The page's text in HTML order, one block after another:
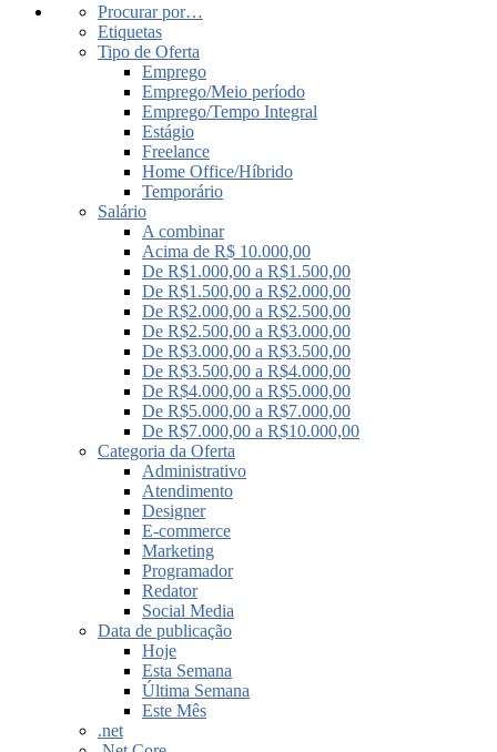
Procurar por…
Etiquetas
Tipo de Oferta
Emprego
Emprego/Meio período
Emprego/Tempo Integral
Estágio
Freelance
Home Office/Híbrido
Temporário
Salário
A combinar
Acima de R$ 10.000,00
De R$1.000,00 a R$1.500,00
De R$1.500,00 a R$2.000,00
De R$2.000,00 a R$2.500,00
De R$2.500,00 a R$3.000,00
De R$3.000,00 a R$3.500,00
De R$3.500,00 a R$4.000,00
De R$4.000,00 a R$5.000,00
De R$5.000,00 a R$7.000,00
De R$7.000,00 a R$10.000,00
Categoria da Oferta
Administrativo
Atendimento
Designer
E-commerce
Marketing
Programador
Redator
Social Media
Data de publicação
Hoje
Esta Semana
Última Semana
Este Mês
.net